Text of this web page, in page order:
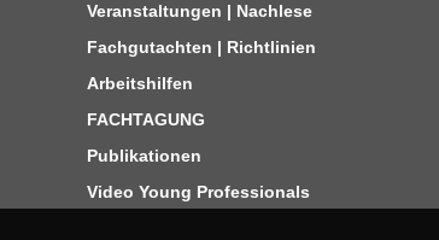
Veranstaltungen | Nachlese
Fachgutachten | Richtlinien
Arbeitshilfen
FACHTAGUNG
Publikationen
Video Young Professionals